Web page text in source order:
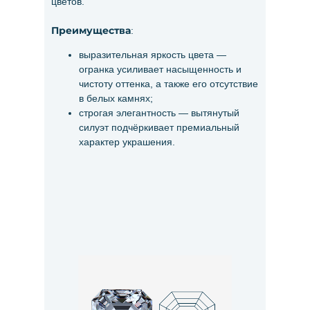
Преимущества:
выразительная яркость цвета —
огранка усиливает насыщенность и
чистоту оттенка, а также его отсутствие
в белых камнях;
строгая элегантность — вытянутый
силуэт подчёркивает премиальный
характер украшения.